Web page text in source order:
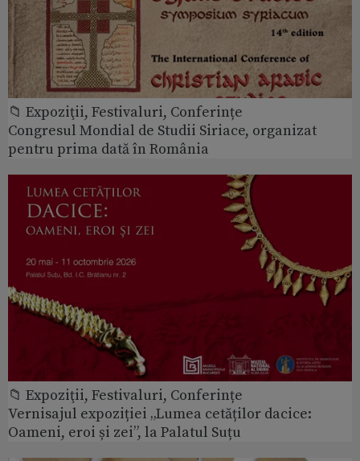
📁 Expoziţii, Festivaluri, Conferințe
Congresul Mondial de Studii Siriace, organizat
pentru prima dată în România
📁 Expoziţii, Festivaluri, Conferințe
Vernisajul expoziției „Lumea cetăților dacice:
Oameni, eroi și zei”, la Palatul Suțu